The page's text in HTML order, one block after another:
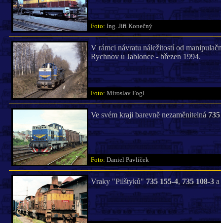
Foto: Ing. Jiří Konečný
V rámci návratu náležitostí od
Rychnov u Jablonce - březen 1994.
Foto: Miroslav Fogl
Ve svém kraji barevně nezaměnitelná
Foto: Daniel Pavlíček
Vraky "Pilštyků" 735 155-4,735 108-3a